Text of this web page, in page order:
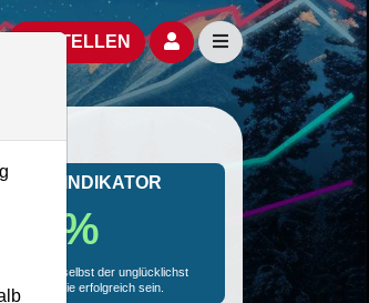
Accounts
und Artikelsuche öffnen
BESTELLEN Seitennavigation
INDIKATOR
%
wird selbst der unglücklichst
dieser Aktie erfolgreich sein.